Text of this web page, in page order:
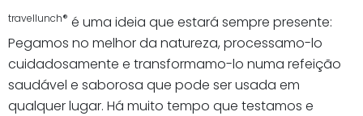
travellunch® é uma ideia que estará sempre presente:
Pegamos no melhor da natureza, processamo-lo
cuidadosamente e transformamo-lo numa refeição
saudável e saborosa que pode ser usada em
qualquer lugar. Há muito tempo que testamos e